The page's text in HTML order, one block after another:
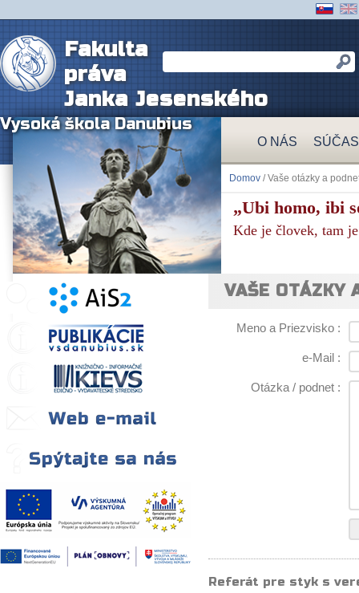
Fakulta
práva
Janka Jesenského
Vysoká škola Danubius
O NÁS
Domov / Vaše otázky a
„Ubi homo, ibi
Kde je človek, tam
VAŠE OTÁZKY
Meno a Priezvisko :
e-Mail :
Otázka / podnet :
Referát pre styk s